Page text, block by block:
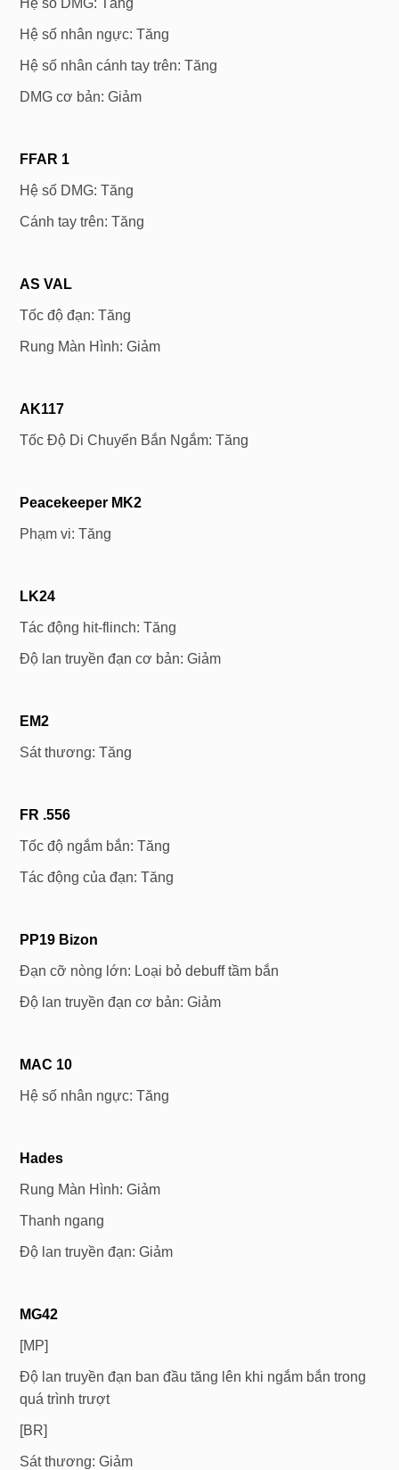
Hệ số nhân ngực: Tăng
Hệ số nhân cánh tay trên: Tăng
DMG cơ bản: Giảm
FFAR 1
Hệ số DMG: Tăng
Cánh tay trên: Tăng
AS VAL
Tốc độ đạn: Tăng
Rung Màn Hình: Giảm
AK117
Tốc Độ Di Chuyển Bắn Ngắm: Tăng
Peacekeeper MK2
Phạm vi: Tăng
LK24
Tác động hit-flinch: Tăng
Độ lan truyền đạn cơ bản: Giảm
EM2
Sát thương: Tăng
FR .556
Tốc độ ngắm bắn: Tăng
Tác động của đạn: Tăng
PP19 Bizon
Đạn cỡ nòng lớn: Loại bỏ debuff tầm bắn
Độ lan truyền đạn cơ bản: Giảm
MAC 10
Hệ số nhân ngực: Tăng
Hades
Rung Màn Hình: Giảm
Thanh ngang
Độ lan truyền đạn: Giảm
MG42
[MP]
Độ lan truyền đạn ban đầu tăng lên khi ngắm bắn trong
quá trình trượt
[BR]
Sát thương: Giảm